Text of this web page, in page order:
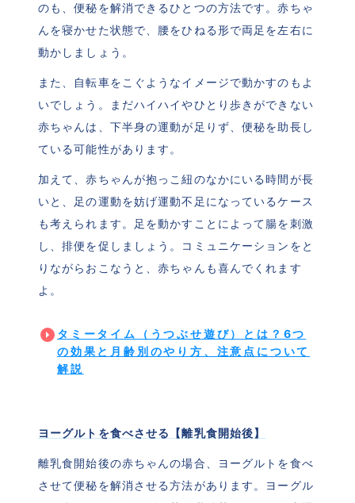
のも、便秘を解消できるひとつの方法です。赤ちゃ
んを寝かせた状態で、腰をひねる形で両足を左右に
動かしましょう。
また、自転車をこぐようなイメージで動かすのもよ
いでしょう。まだハイハイやひとり歩きができない
赤ちゃんは、下半身の運動が足りず、便秘を助長し
ている可能性があります。
加えて、赤ちゃんが抱っこ紐のなかにいる時間が長
いと、足の運動を妨げ運動不足になっているケース
も考えられます。足を動かすことによって腸を刺激
し、排便を促しましょう。コミュニケーションをと
りながらおこなうと、赤ちゃんも喜んでくれます
よ。
タミータイム（うつぶせ遊び）とは？6つ
の効果と月齢別のやり方、注意点について
解説
ヨーグルトを食べさせる【離乳食開始後】
離乳食開始後の赤ちゃんの場合、ヨーグルトを食べ
させて便秘を解消させる方法があります。ヨーグル